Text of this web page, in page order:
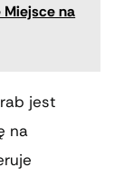
Miejsce na
jest
na